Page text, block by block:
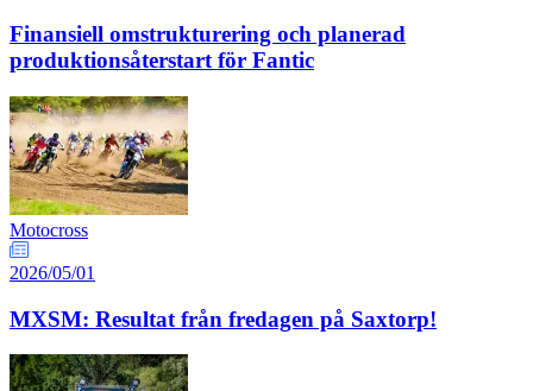
Finansiell omstrukturering och planerad
produktionsåterstart för Fantic
Motocross
2026/05/01
MXSM: Resultat från fredagen på Saxtorp!